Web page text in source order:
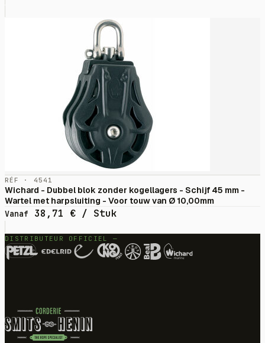
RÉF · 4541
Wichard - Dubbel blok zonder kogellagers - Schijf 45 mm -
Wartel met harpsluiting - Voor touw van Ø 10,00mm
Vanaf
38,71 € / Stuk
DISTRIBUTEUR OFFICIEL —